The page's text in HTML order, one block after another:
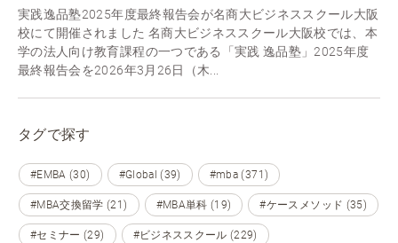
実践逸品塾2025年度最終報告会が名商大ビジネススクール大阪
校にて開催されました 名商大ビジネススクール大阪校では、本
学の法人向け教育課程の一つである「実践 逸品塾」2025年度
最終報告会を2026年3月26日（木...
タグで探す
#EMBA (30) #Global (39) #mba (371)
#MBA交換留学 (21) #MBA単科 (19) #ケースメソッド (35)
#セミナー (29) #ビジネススクール (229)